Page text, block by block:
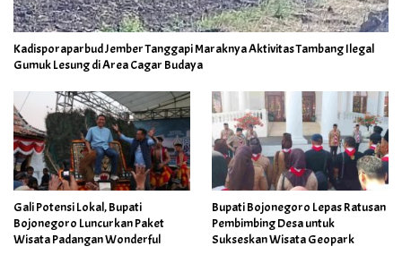
Kadisporaparbud Jember Tanggapi Maraknya Aktivitas Tambang Ilegal
Gumuk Lesung di Area Cagar Budaya
Gali Potensi Lokal, Bupati
Bojonegoro Luncurkan Paket
Wisata Padangan Wonderful
Bupati Bojonegoro Lepas Ratusan
Pembimbing Desa untuk
Sukseskan Wisata Geopark